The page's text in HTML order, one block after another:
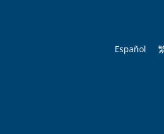
Español